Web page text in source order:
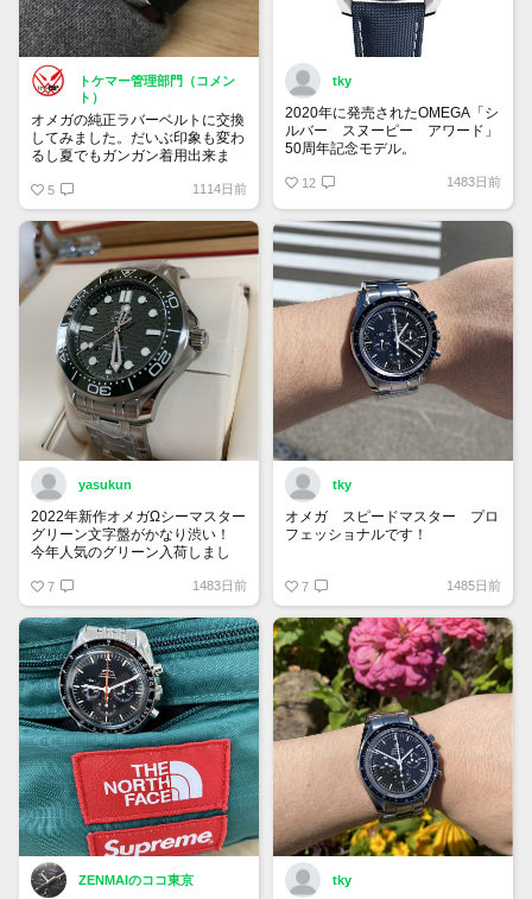
トケマー管理部門（コメン
ト）
オメガの純正ラバーベルトに交換
してみました。だいぶ印象も変わ
るし夏でもガンガン着用出来ま
5 1114日前
tky
2020年に発売されたOMEGA「シ
ルバー スヌーピー アワード」
50周年記念モデル。
とベゼルやインダイヤルの少し暗
印象的です。クロノグラフを起動
すると裏蓋に宇宙旅行中のスヌー
ピーが現れるというユニークなモ
デル。
12 1483日前
yasukun
2022年新作オメガΩシーマスター
グリーン文字盤がかなり渋い！
今年人気のグリーン入荷しまし
7 1483日前
tky
オメガ スピードマスター プロ
フェッショナルです！
ューズデー！
7 1485日前
ZENMAIのココ東京 tky